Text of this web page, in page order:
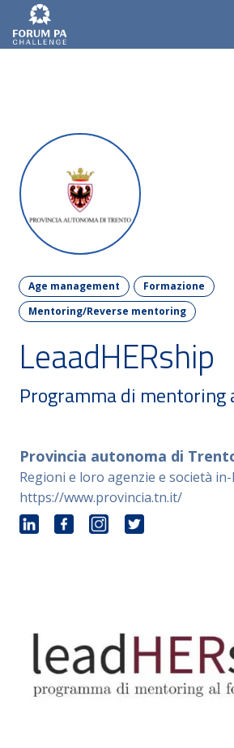
Age management
Formazione
Mentoring/Reverse mentoring
LeaadHERship
Programma di
Provincia autonoma di
Regioni e loro agenzie e società
https://www.provincia.tn.it/